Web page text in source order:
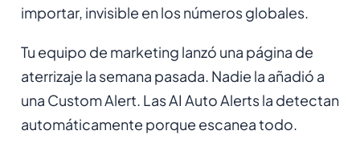
importar, invisible en los números globales.
Tu equipo de marketing lanzó una página de
aterrizaje la semana pasada. Nadie la añadió a
una Custom Alert. Las AI Auto Alerts la detectan
automáticamente porque escanea todo.